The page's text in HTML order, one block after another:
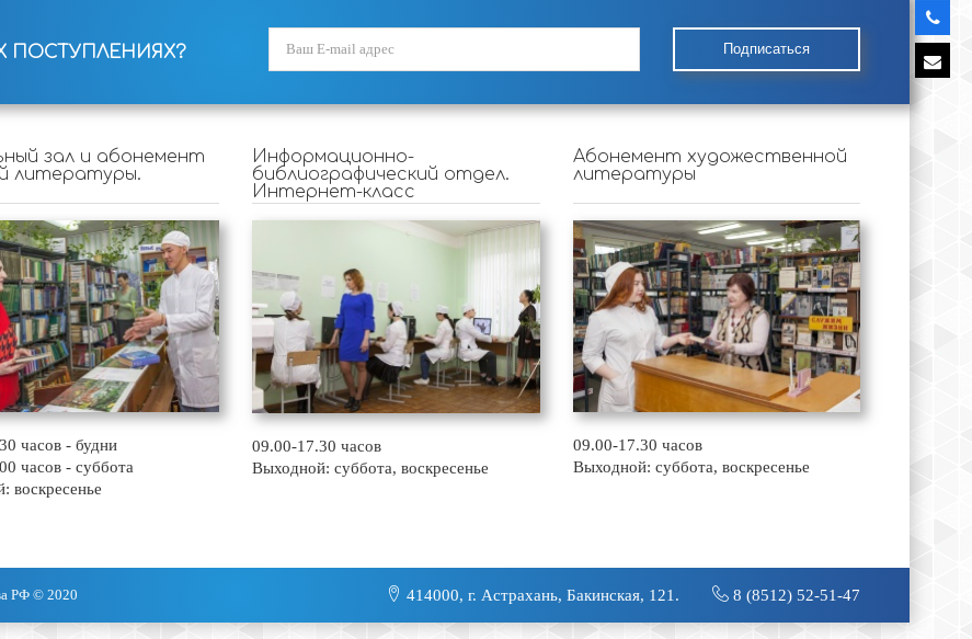
ПОСТУПЛЕНИЯХ? Подписаться
зал и абонемент
литературы.
часов - будни
часов - суббота
воскресенье
Информационно-
библиографический отдел.
Интернет-класс
09.00-17.30 часов
Выходной: суббота, воскресенье
Абонемент художественной
литературы
09.00-17.30 часов
Выходной: суббота, воскресенье
РФ © 2020 414000, г. Астрахань, Бакинская, 121. 8 (8512) 52-51-47